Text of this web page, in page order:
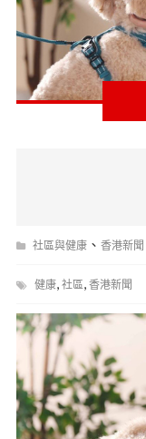
社區與健康、 香港新聞
健康, 社區, 香港新聞